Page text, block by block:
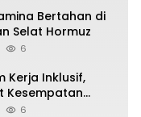
Bertahan di
Selat Hormuz
6
Kerja Inklusif,
Kesempatan
6